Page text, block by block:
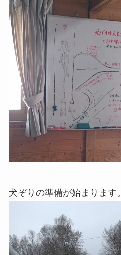
犬ぞりの準備が始まります。